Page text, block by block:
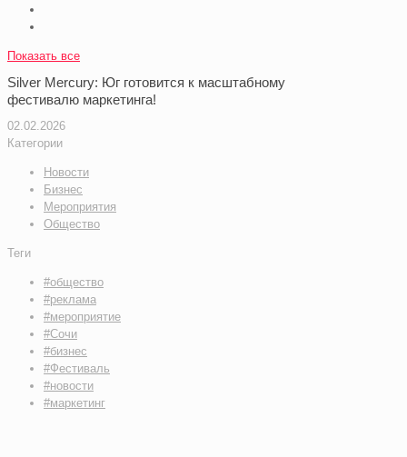
Показать все
Silver Mercury: Юг готовится к масштабному
фестивалю маркетинга!
02.02.2026
Категории
Новости
Бизнес
Мероприятия
Общество
Теги
#общество
#реклама
#мероприятие
#Сочи
#бизнес
#Фестиваль
#новости
#маркетинг